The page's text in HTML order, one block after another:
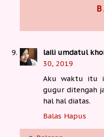
laili umdatul
30, 2019
Aku waktu itu
gugur ditengah
hal hal diatas.
Balas Hapus